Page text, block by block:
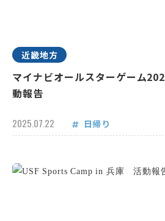
近畿地方
マイナビオールスターゲーム
動報告
2025.07.22 日帰り